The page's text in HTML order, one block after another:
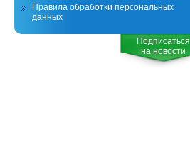
Правила обработки персональных
данных
Подписаться
на новости